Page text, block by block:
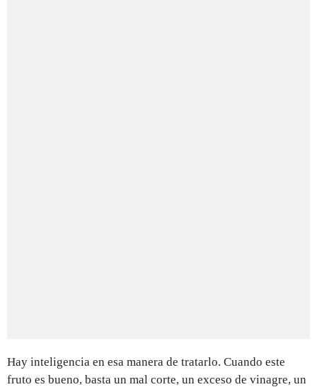
Hay inteligencia en esa manera de tratarlo. Cuando este
fruto es bueno, basta un mal corte, un exceso de vinagre, un